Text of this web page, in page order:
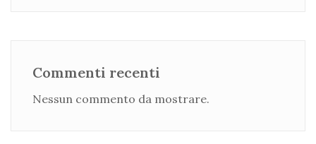
Commenti recenti
Nessun commento da mostrare.